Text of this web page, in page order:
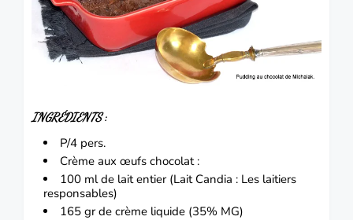
INGRÉDIENTS:
P/4 pers.
Crème aux œufs chocolat :
100 ml de lait entier (Lait Candia : Les laitiers
responsables)
165 gr de crème liquide (35% MG)